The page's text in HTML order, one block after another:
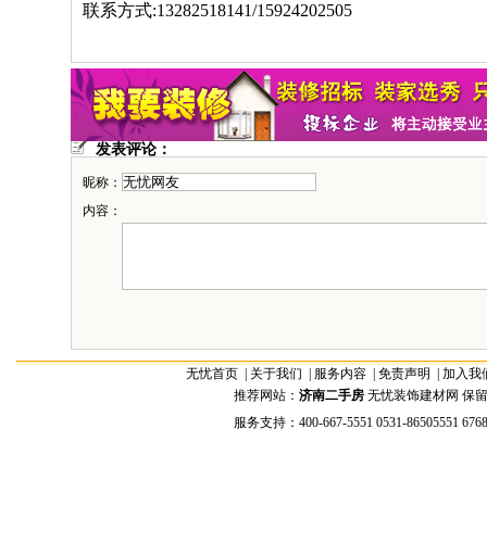
联系方式:13282518141/15924202505
发表评论：
昵称：
内容：
无忧首页 关于我们 服务内容 免责声明
加入我
推荐网站： 济南二手房 无忧装饰建材网 保
服务支持：400-667-5551 0531-86505551